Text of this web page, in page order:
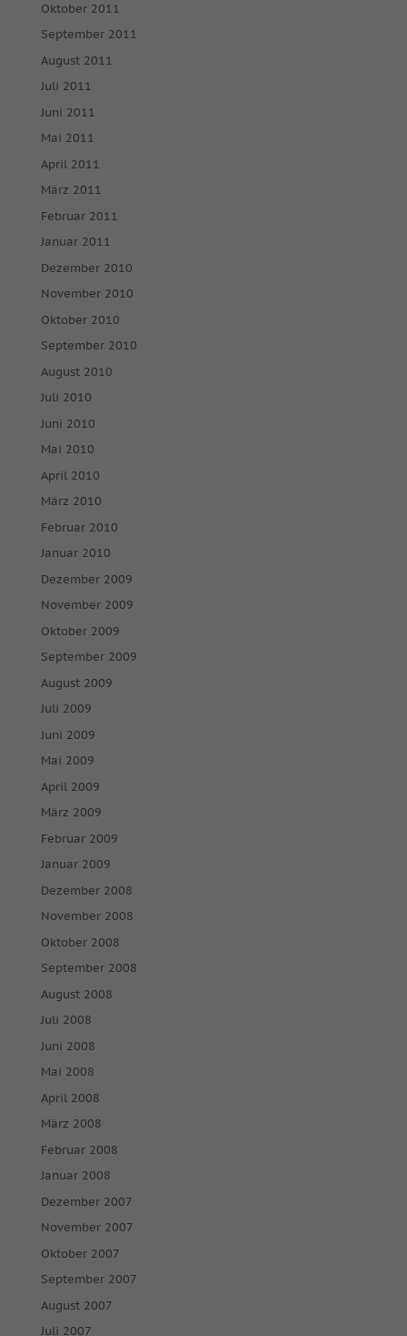
Oktober 2011
September 2011
August 2011
Juli 2011
Juni 2011
Mai 2011
April 2011
März 2011
Februar 2011
Januar 2011
Dezember 2010
November 2010
Oktober 2010
September 2010
August 2010
Juli 2010
Juni 2010
Mai 2010
April 2010
März 2010
Februar 2010
Januar 2010
Dezember 2009
November 2009
Oktober 2009
September 2009
August 2009
Juli 2009
Juni 2009
Mai 2009
April 2009
März 2009
Februar 2009
Januar 2009
Dezember 2008
November 2008
Oktober 2008
September 2008
August 2008
Juli 2008
Juni 2008
Mai 2008
April 2008
März 2008
Februar 2008
Januar 2008
Dezember 2007
November 2007
Oktober 2007
September 2007
August 2007
Juli 2007